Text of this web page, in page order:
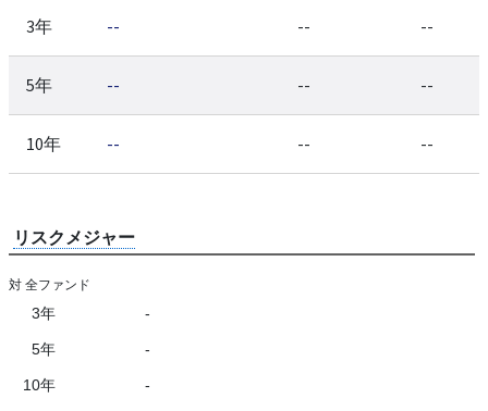
3年 -- -- --
5年 -- -- --
10年 -- -- --
リスクメジャー
対 全ファンド
3年 -
5年 -
10年 -